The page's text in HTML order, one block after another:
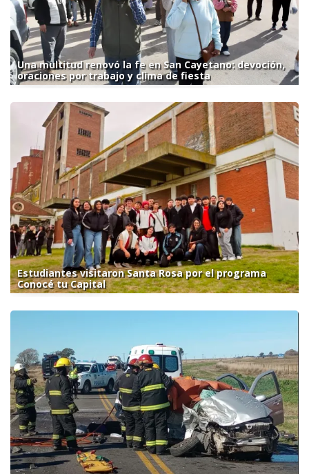
Una multitud renovó la fe en San Cayetano: devoción,
oraciones por trabajo y clima de fiesta
Estudiantes visitaron Santa Rosa por el programa
Conocé tu Capital